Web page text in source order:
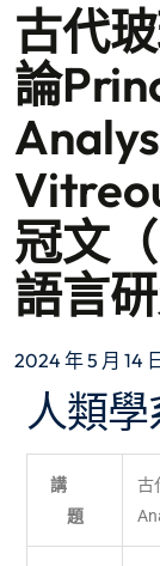
古代
論
冠文
語言
2024 年 5 月 14 日
人類
講
題
古